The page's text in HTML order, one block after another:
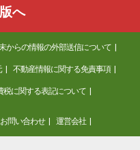
へ
からの情報の外部送信について
不動産情報に関する免責事項
税に関する表記について
お問い合わせ 運営会社